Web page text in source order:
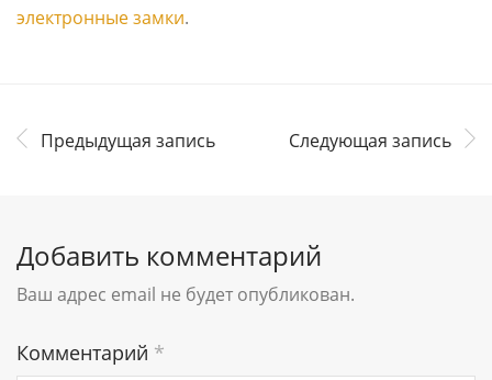
электронные замки.
Предыдущая запись Следующая запись
Добавить комментарий
Ваш адрес email не будет опубликован.
Комментарий *